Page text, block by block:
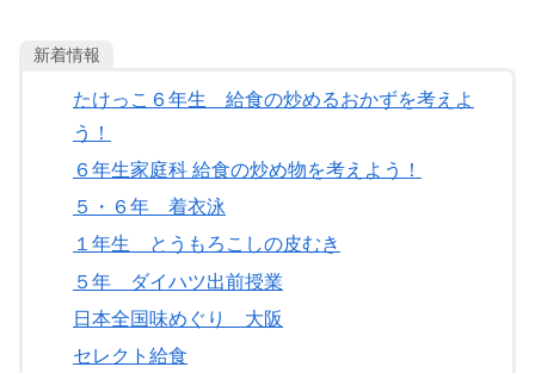
新着情報
たけっこ６年生 給食の炒めるおかずを考えよ
う！
６年生家庭科 給食の炒め物を考えよう！
５・６年 着衣泳
１年生 とうもろこしの皮むき
５年 ダイハツ出前授業
日本全国味めぐり 大阪
セレクト給食